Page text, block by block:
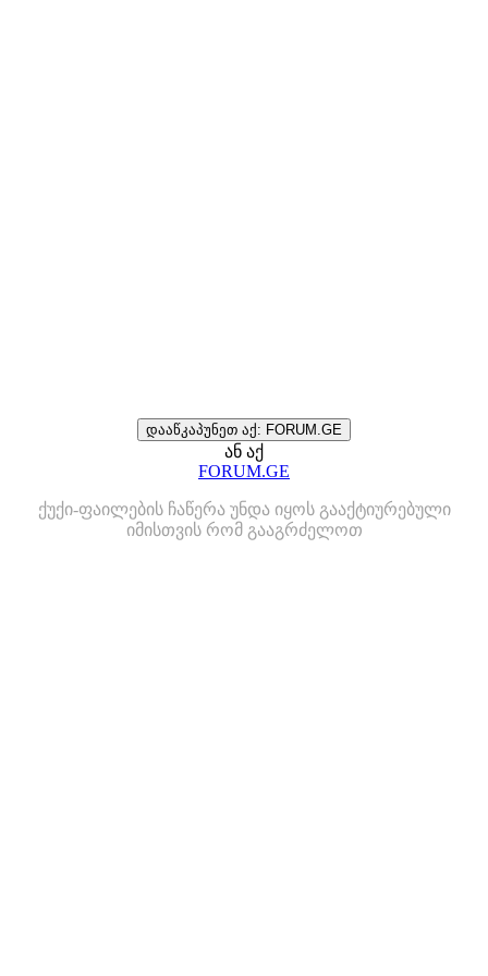
დააწკაპუნეთ აქ: FORUM.GE
ან აქ
FORUM.GE
ქუქი-ფაილების ჩაწერა უნდა იყოს გააქტიურებული
იმისთვის რომ გააგრძელოთ